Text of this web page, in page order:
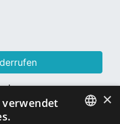
×
verwendet